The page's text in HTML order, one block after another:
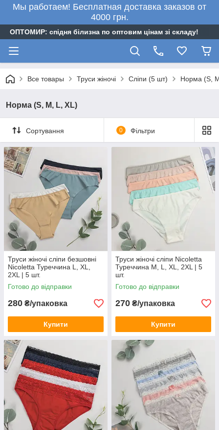
Мы работаем! Бесплатная доставка заказов от
4000 грн.
ОПТОМИР: спідня білизна по оптовим цінам зі складу!
Все товары Труси жіночі Сліпи (5 шт) Норма (S,
Норма (S, M, L, XL)
Сортування 0 Фільтри
Труси жіночі сліпи безшовні
Nicoletta Туреччина L, XL,
2XL | 5 шт.
Готово до відправки
280 ₴/упаковка
Купити
Труси жіночі сліпи Nicoletta
Туреччина M, L, XL, 2XL | 5
шт.
Готово до відправки
270 ₴/упаковка
Купити